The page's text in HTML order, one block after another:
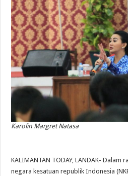
Karolin Margret Natasa
KALIMANTAN TODAY, LANDAK- Dalam
negara kesatuan republik Indonesia